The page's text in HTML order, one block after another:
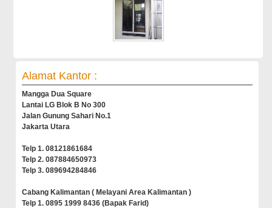
Alamat Kantor :
Mangga Dua Square
Lantai LG Blok B No 300
Jalan Gunung Sahari No.1
Jakarta Utara
Telp 1. 08121861684
Telp 2. 087884650973
Telp 3. 089694284846
Cabang Kalimantan ( Melayani Area Kalimantan )
Telp 1. 0895 1999 8436 (Bapak Farid)